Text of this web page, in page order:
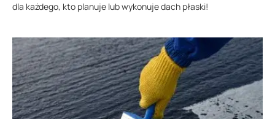
dla każdego, kto planuje lub wykonuje dach płaski!